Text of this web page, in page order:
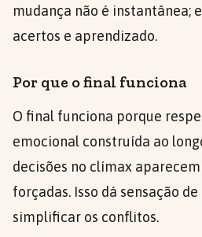
mudança não é instantânea;
acertos e aprendizado.
Por que o final funciona
O final funciona porque
emocional construída ao
decisões no clímax
forçadas. Isso dá sensação
simplificar os conflitos.